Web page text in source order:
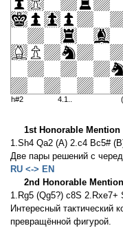
h#2 4.1..
1st Honorable Mention
1.Sh4 Qa2 (A) 2.c4 Bc5#
Две пары решений с
RU <-> EN
2nd Honorable Mention
1.Rg5 (Qg5?) c8S
Интересный тактический
превращённой фигурой.